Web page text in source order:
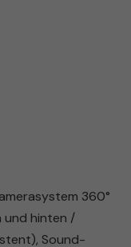
360°
und hinten /
Sound-